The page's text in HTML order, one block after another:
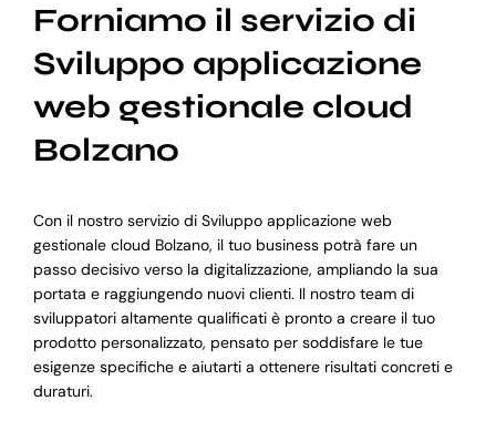
Forniamo il servizio di
Sviluppo applicazione
web gestionale cloud
Bolzano
Con il nostro servizio di Sviluppo applicazione web
gestionale cloud Bolzano, il tuo business potrà fare un
passo decisivo verso la digitalizzazione, ampliando la sua
portata e raggiungendo nuovi clienti. Il nostro team di
sviluppatori altamente qualificati è pronto a creare il tuo
prodotto personalizzato, pensato per soddisfare le tue
esigenze specifiche e aiutarti a ottenere risultati concreti e
duraturi.